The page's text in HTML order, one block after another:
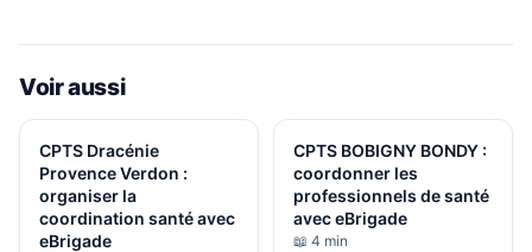
Voir aussi
CPTS Dracénie
Provence Verdon :
organiser la
coordination santé avec
eBrigade
CPTS BOBIGNY BONDY :
coordonner les
professionnels de santé
avec eBrigade
📖 4 min